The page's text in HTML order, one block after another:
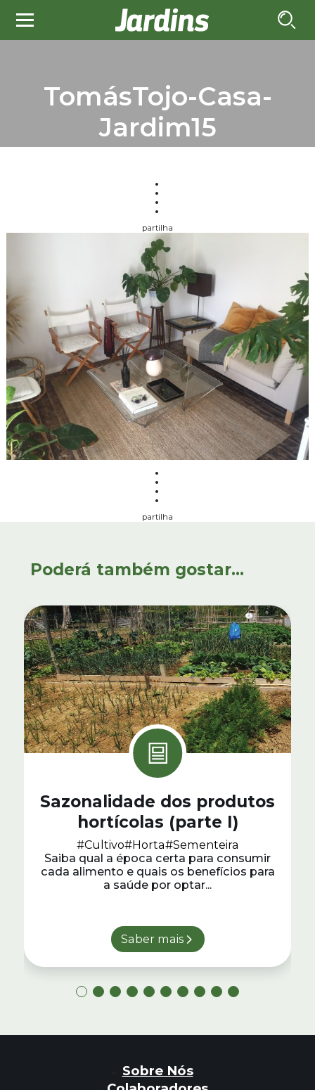
TomásTojo-Casa-
Jardim15
partilha
partilha
Poderá também gostar...
Sazonalidade dos produtos
hortícolas (parte I)
#Cultivo#Horta#Sementeira
Saiba qual a época certa para consumir
cada alimento e quais os benefícios para
a saúde por optar...
Saber mais
Sobre Nós